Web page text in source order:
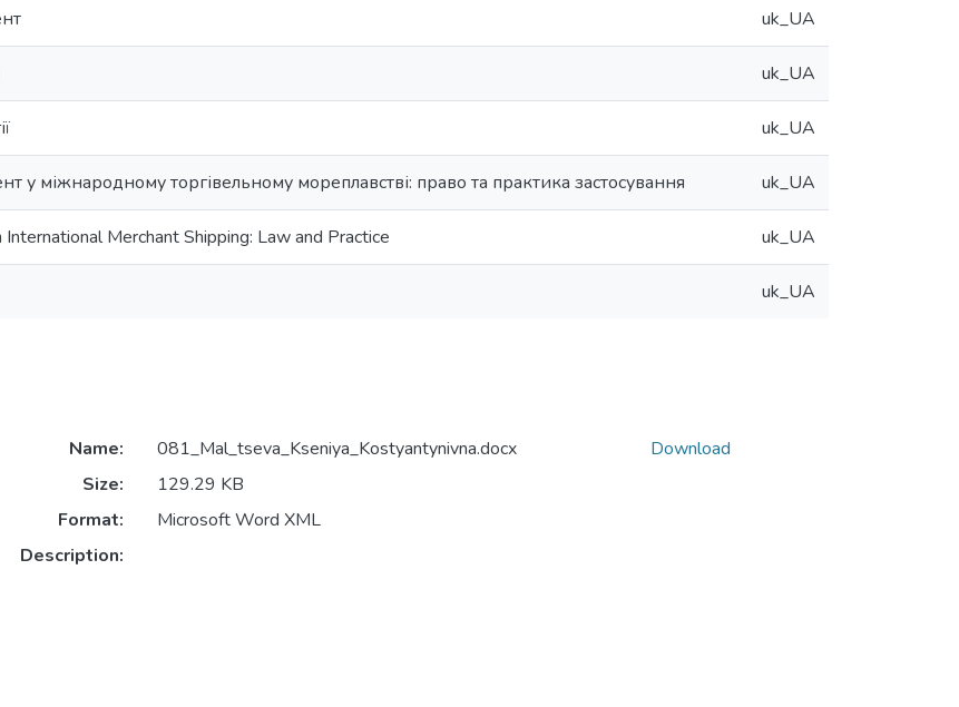
uk_UA
uk_UA
uk_UA
у міжнародному торгівельному мореплавстві: право та практика застосування uk_UA
Merchant Shipping: Law and Practice uk_UA
uk_UA
Name:
081_Mal_tseva_Kseniya_Kostyantynivna.docx
Size:
129.29 KB
Format:
Microsoft Word XML
Description:
Download